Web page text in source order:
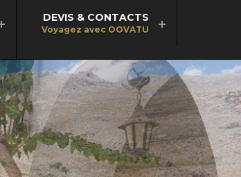
DEVIS & CONTACTS
Voyagez avec OOVATU